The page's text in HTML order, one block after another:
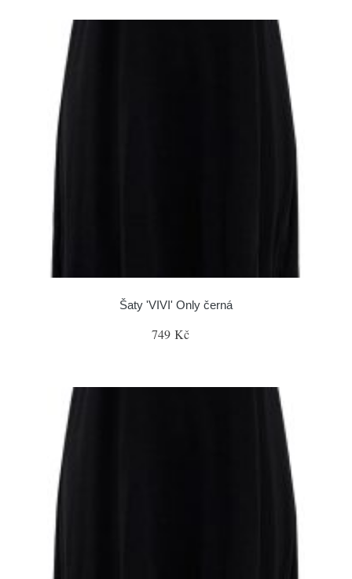
Šaty 'VIVI' Only černá
749 Kč